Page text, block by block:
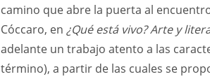
camino que abre la puerta al
Cóccaro, en ¿Qué está vivo? Arte y
adelante un trabajo atento a las
término), a partir de las cuales se